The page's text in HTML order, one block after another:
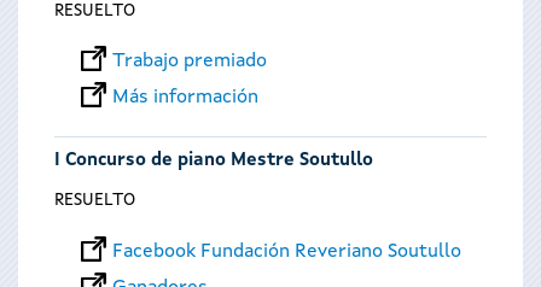
RESUELTO
Trabajo premiado
Más información
I Concurso de piano Mestre Soutullo
RESUELTO
Facebook Fundación Reveriano Soutullo